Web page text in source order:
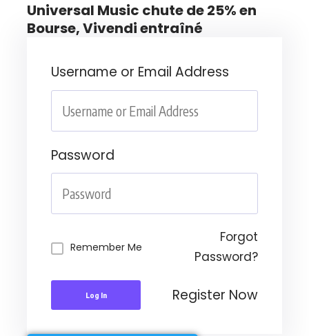
Universal Music chute de 25% en
Bourse, Vivendi entraîné
Username or Email Address
Password
Remember Me
Forgot
Password?
Log In Register Now